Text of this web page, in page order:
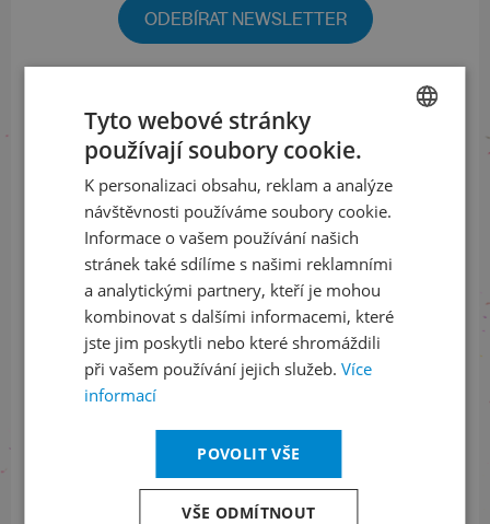
ODEBÍRAT NEWSLETTER
Sledujte nás na sociálních sítích
Informace o stavu objednávek
+420 461 049 232
Informace o programu
+420 257 310 414
ENGLISH
Tyto webové stránky
používají soubory cookie.
K personalizaci obsahu, reklam a analýze
návštěvnosti používáme soubory cookie.
Informace o vašem používání našich
stránek také sdílíme s našimi reklamními
a analytickými partnery, kteří je mohou
kombinovat s dalšími informacemi, které
jste jim poskytli nebo které shromáždili
při vašem používání jejich služeb. Více
informací
POVOLIT VŠE
VŠE ODMÍTNOUT